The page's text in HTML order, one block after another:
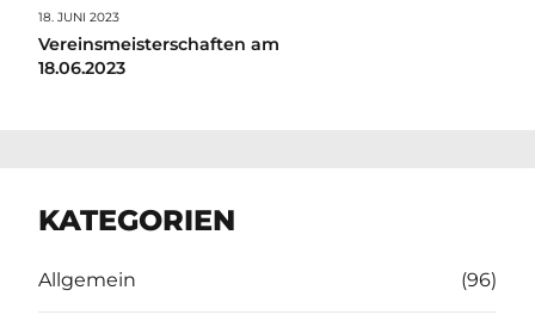
18. JUNI 2023
Vereinsmeisterschaften am
18.06.2023
KATEGORIEN
Allgemein (96)